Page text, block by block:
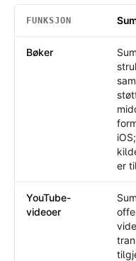
FUNKSJON
Bøker
er
YouTube-
videoer